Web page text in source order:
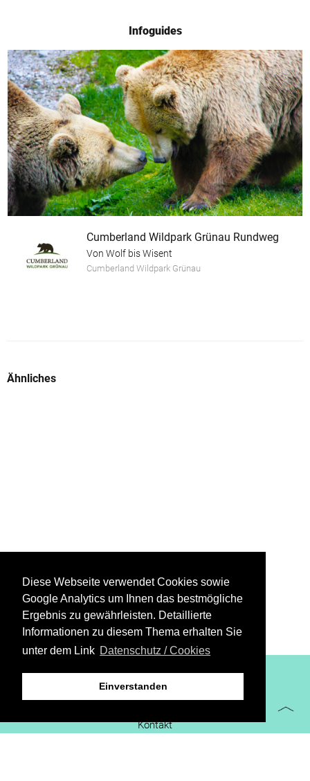
Diese Webseite verwendet Cookies sowie
Google Analytics um Ihnen das bestmögliche
Ergebnis zu gewährleisten. Detaillierte
Informationen zu diesem Thema erhalten Sie
unter dem Link Datenschutz / Cookies
Einverstanden
Infoguides
Cumberland Wildpark Grünau Rundweg
Von Wolf bis Wisent
Cumberland Wildpark Grünau
Ähnliches
XiBIT Infoguide 2021
Kontakt